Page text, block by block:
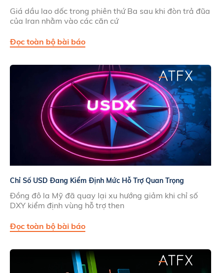
Giá dầu lao dốc trong phiên thứ Ba sau khi đòn trả đũa
của Iran nhằm vào các căn cứ
Đọc toàn bộ bài báo
Chỉ Số USD Đang Kiểm Định Mức Hỗ Trợ Quan Trọng
Đồng đô la Mỹ đã quay lại xu hướng giảm khi chỉ số
DXY kiểm định vùng hỗ trợ then
Đọc toàn bộ bài báo